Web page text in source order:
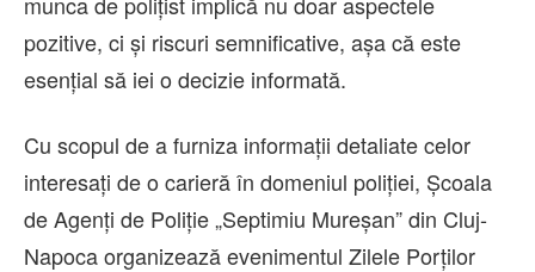
pozitive, ci și riscuri semnificative, așa că este
esențial să iei o decizie informată.
Cu scopul de a furniza informații detaliate celor
interesați de o carieră în domeniul poliției, Şcoala
de Agenţi de Poliţie „Septimiu Mureşan” din Cluj-
Napoca organizează evenimentul Zilele Porților